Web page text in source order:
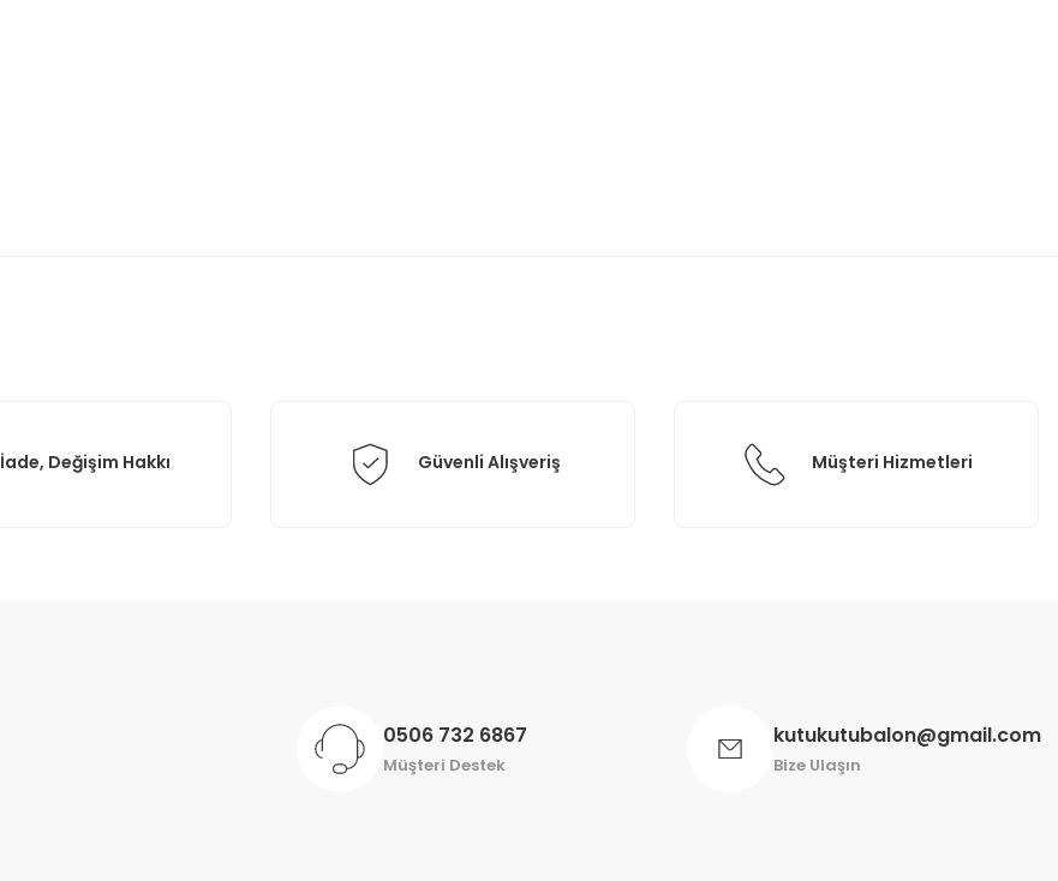
İade, Değişim Hakkı Güvenli Alışveriş Müşteri Hizmetleri
0506 732 6867
Müşteri Destek
kutukutubalon@gmail.com
Bize Ulaşın